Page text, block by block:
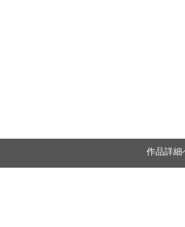
作品詳細